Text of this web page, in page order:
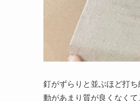
釘がずらりと並ぶほど打
動があまり質が良くなくて